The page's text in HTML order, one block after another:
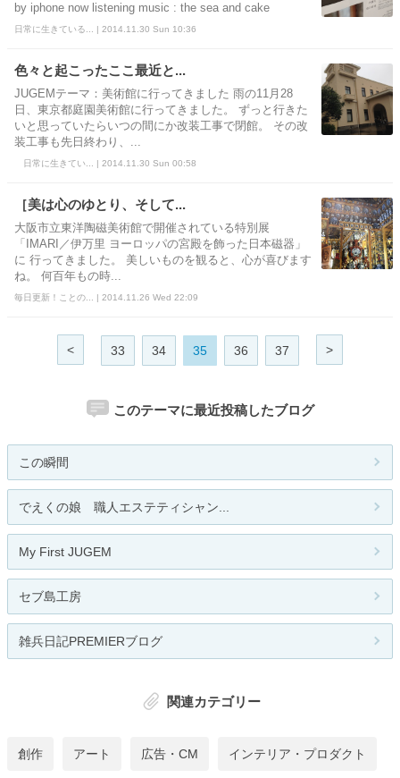
by iphone now listening music : the sea and cake
日常に生きている... | 2014.11.30 Sun 10:36
色々と起こったここ最近と...
JUGEMテーマ：美術館に行ってきました 雨の11月28
日、東京都庭園美術館に行ってきました。 ずっと行きた
いと思っていたらいつの間にか改装工事で閉館。 その改
装工事も先日終わり、...
日常に生きてい... | 2014.11.30 Sun 00:58
［美は心のゆとり、そして...
大阪市立東洋陶磁美術館で開催されている特別展
「IMARI／伊万里 ヨーロッパの宮殿を飾った日本磁器」
に 行ってきました。 美しいものを観ると、心が喜びます
ね。 何百年もの時...
毎日更新！ことの... | 2014.11.26 Wed 22:09
< 33 34 35 36 37 >
このテーマに最近投稿したブログ
この瞬間
でえくの娘 職人エステティシャン...
My First JUGEM
セブ島工房
雑兵日記PREMIERブログ
関連カテゴリー
創作 アート 広告・CM インテリア・プロダクト